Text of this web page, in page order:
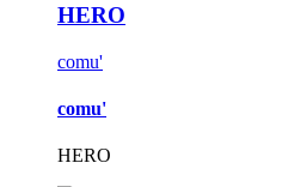
HERO
comu'
comu'
HERO